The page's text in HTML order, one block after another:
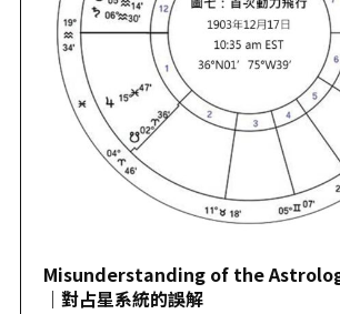
Misunderstanding of the
｜對占星系統的誤解